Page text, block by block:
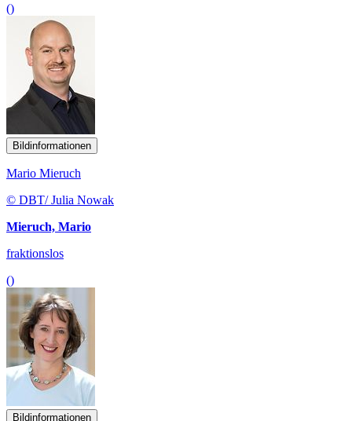
()
Bildinformationen
Mario Mieruch
© DBT/ Julia Nowak
Mieruch, Mario
fraktionslos
()
Bildinformationen